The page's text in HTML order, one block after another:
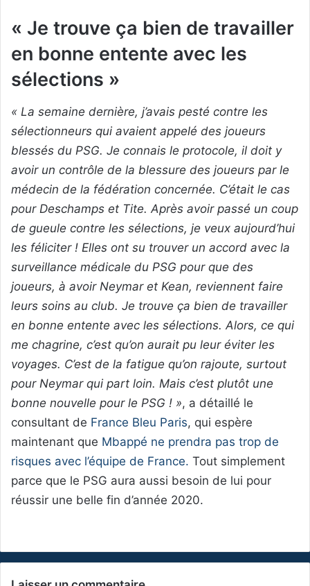
« Je trouve ça bien de travailler
en bonne entente avec les
sélections »
« La semaine dernière, j’avais pesté contre les
sélectionneurs qui avaient appelé des joueurs
blessés du PSG. Je connais le protocole, il doit y
avoir un contrôle de la blessure des joueurs par le
médecin de la fédération concernée. C’était le cas
pour Deschamps et Tite. Après avoir passé un coup
de gueule contre les sélections, je veux aujourd’hui
les féliciter ! Elles ont su trouver un accord avec la
surveillance médicale du PSG pour que des
joueurs, à avoir Neymar et Kean, reviennent faire
leurs soins au club. Je trouve ça bien de travailler
en bonne entente avec les sélections. Alors, ce qui
me chagrine, c’est qu’on aurait pu leur éviter les
voyages. C’est de la fatigue qu’on rajoute, surtout
pour Neymar qui part loin. Mais c’est plutôt une
bonne nouvelle pour le PSG ! », a détaillé le
consultant de France Bleu Paris, qui espère
maintenant que Mbappé ne prendra pas trop de
risques avec l’équipe de France. Tout simplement
parce que le PSG aura aussi besoin de lui pour
réussir une belle fin d’année 2020.